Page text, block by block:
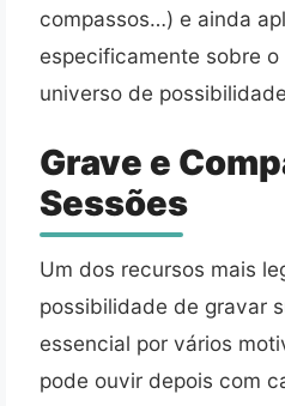
compassos…) e ainda
especificamente sobre
universo de
Grave e
Sessões
Um dos recursos mais
possibilidade de gravar
essencial por vários
pode ouvir depois com